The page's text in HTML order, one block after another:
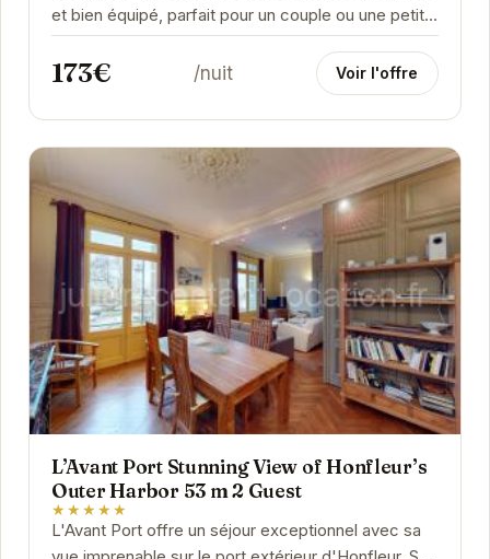
et bien équipé, parfait pour un couple ou une petite
famille. Sa décoration soignée et son...
173€ /nuit Voir l'offre
L’Avant Port Stunning View of Honfleur’s
Outer Harbor 53 m 2 Guest
★★★★★
L'Avant Port offre un séjour exceptionnel avec sa